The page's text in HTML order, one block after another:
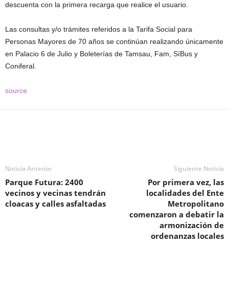
descuenta con la primera recarga que realice el usuario.
Las consultas y/o trámites referidos a la Tarifa Social para
Personas Mayores de 70 años se continúan realizando únicamente
en Palacio 6 de Julio y Boleterías de Tamsau, Fam, SíBus y
Coniferal.
source
Noticia Anterior
Parque Futura: 2400
vecinos y vecinas tendrán
cloacas y calles asfaltadas
Siguiente Noticia
Por primera vez, las
localidades del Ente
Metropolitano
comenzaron a debatir la
armonización de
ordenanzas locales